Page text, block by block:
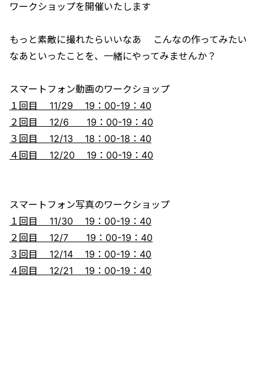
ワークショップを開催いたします
もっと素敵に撮れたらいいなあ こんなの作ってみたい
なあといったことを、一緒にやってみませんか？
スマートフォン動画のワークショップ
１回目 11/29 19：00-19：40
２回目 12/6 19：00-19：40
３回目 12/13 18：00-18：40
４回目 12/20 19：00-19：40
スマートフォン写真のワークショップ
１回目 11/30 19：00-19：40
２回目 12/7 19：00-19：40
３回目 12/14 19：00-19：40
４回目 12/21 19：00-19：40